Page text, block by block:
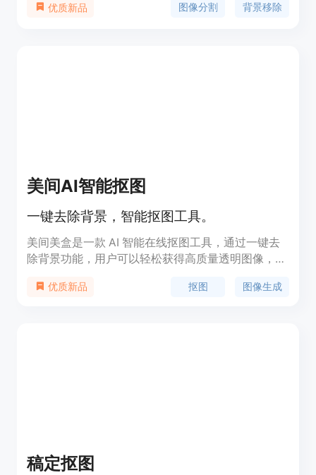
行了训练，适合商业用例，能够大规模驱动企业内容
优质新品 图像分割 背景移除
美间AI智能抠图
一键去除背景，智能抠图工具。
美间美盒是一款 AI 智能在线抠图工具，通过一键去
除背景功能，用户可以轻松获得高质量透明图像，无
要优点在于精准的发丝级抠图，支持多种图片格式和
优质新品 抠图 图像生成
稿定抠图